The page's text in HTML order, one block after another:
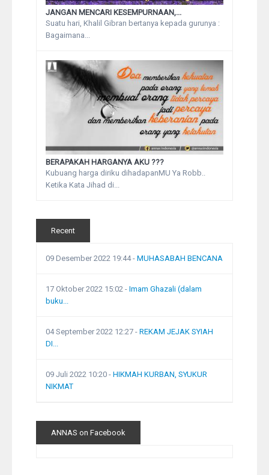
JANGAN MENCARI KESEMPURNAAN,...
Suatu hari, Khalil Gibran bertanya kepada gurunya :
Bagaimana...
BERAPAKAH HARGANYA AKU ???
Kubuang harga diriku dihadapanMU Ya Robb..
Ketika Kata Jihad di...
Recent
09 Desember 2022 19:44- MUHASABAH BENCANA
17 Oktober 2022 15:02 - Imam Ghazali (dalam
buku...
04 September 2022 12:27 - REKAM JEJAK SYIAH
DI...
09 Juli 2022 10:20 - HIKMAH KURBAN, SYUKUR
NIKMAT
ANNAS on Facebook